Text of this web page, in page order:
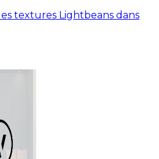
textures Lightbeans dans